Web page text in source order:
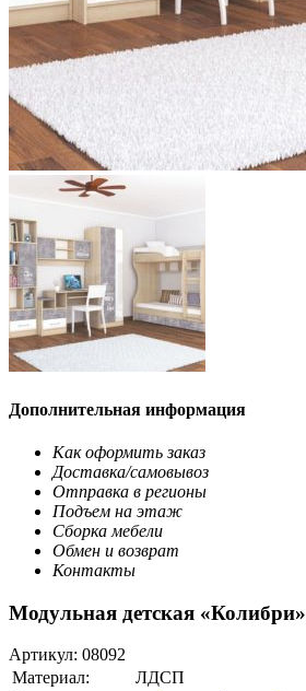
Дополнительная информация
Как оформить заказ
Доставка/самовывоз
Отправка в регионы
Подъем на этаж
Сборка мебели
Обмен и возврат
Контакты
Модульная детская «Колибри»
Артикул: 08092
Материал:
ЛДСП